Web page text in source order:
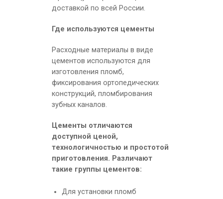
доставкой по всей России.
Где используются цементы
Расходные материалы в виде
цементов используются для
изготовления пломб,
фиксирования ортопедических
конструкций, пломбирования
зубных каналов.
Цементы отличаются
доступной ценой,
технологичностью и простотой
приготовления. Различают
такие группы цементов:
Для установки пломб